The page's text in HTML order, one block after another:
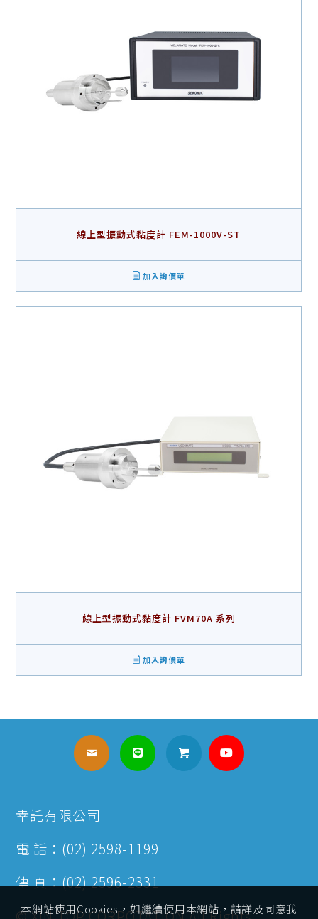
線上型振動式黏度計 FEM-1000V-ST
加入詢價單
線上型振動式黏度計 FVM70A 系列
加入詢價單
幸託有限公司
電 話：(02) 2598-1199
傳 真：(02) 2596-2331
本網站使用Cookies，如繼續使用本網站，請詳及同意我